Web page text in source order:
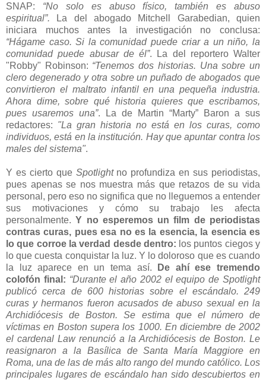
SNAP: “No solo es abuso físico, también es abuso
espiritual”.
La del abogado Mitchell Garabedian, quien
iniciara muchos antes la investigación no conclusa:
“Hágame caso. Si la comunidad puede criar a un niño, la
comunidad puede abusar de él”. La del reportero Walter
"Robby" Robinson: “Tenemos dos historias. Una sobre un
clero degenerado y otra sobre un puñado de abogados que
convirtieron el maltrato infantil en una pequeña industria.
Ahora dime, sobre qué historia quieres que escribamos,
pues usaremos una”. La de Martin “Marty” Baron a sus
redactores: "La gran historia no está en los curas, como
individuos, está en la institución. Hay que apuntar contra los
males del sistema".
Y es cierto que Spotlightno profundiza en sus periodistas,
pues apenas se nos muestra más que retazos de su vida
personal, pero eso no significa que no lleguemos a entender
sus motivaciones y cómo su trabajo les afecta
personalmente.Y no esperemos un film de periodistas
contras curas, pues esa no es la esencia, la esencia es
lo que corroe la verdad desde dentro: los puntos ciegos y
lo que cuesta conquistar la luz. Y lo doloroso que es cuando
la luz aparece en un tema así.
De ahí ese tremendo
colofón final: “Durante el año 2002 el equipo de Spotlight
publicó cerca de 600 historias sobre el escándalo. 249
curas y hermanos fueron acusados de abuso sexual en la
Archidiócesis de Boston. Se estima que el número de
víctimas en Boston supera los 1000. En diciembre de 2002
el cardenal Law renunció a la Archidiócesis de Boston. Le
reasignaron a la Basílica de Santa María Maggiore en
Roma, una de las de más alto rango del mundo católico. Los
principales lugares de escándalo han sido descubiertos en